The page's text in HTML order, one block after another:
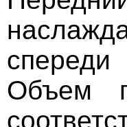
Объем